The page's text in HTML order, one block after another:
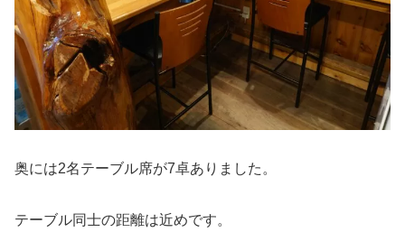
奥には2名テーブル席が7卓ありました。
テーブル同士の距離は近めです。